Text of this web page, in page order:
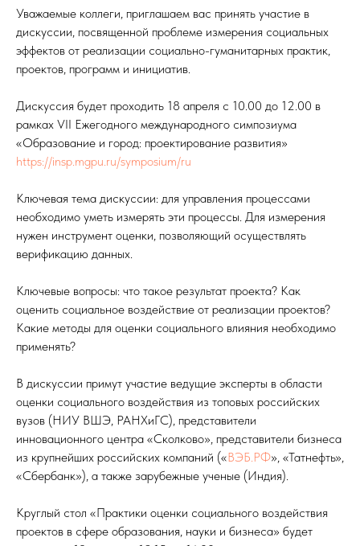
Уважаемые коллеги, приглашаем вас принять участие в
дискуссии, посвященной проблеме измерения социальных
эффектов от реализации социально-гуманитарных практик,
проектов, программ и инициатив.
Дискуссия будет проходить 18 апреля с 10.00 до 12.00 в
рамках VII Ежегодного международного симпозиума
«Образование и город: проектирование развития»
https://insp.mgpu.ru/symposium/ru
Ключевая тема дискуссии: для управления процессами
необходимо уметь измерять эти процессы. Для измерения
нужен инструмент оценки, позволяющий осуществлять
верификацию данных.
Ключевые вопросы: что такое результат проекта? Как
оценить социальное воздействие от реализации проектов?
Какие методы для оценки социального влияния необходимо
применять?
В дискуссии примут участие ведущие эксперты в области
оценки социального воздействия из топовых российских
вузов (НИУ ВШЭ, РАНХиГС), представители
инновационного центра «Сколково», представители бизнеса
из крупнейших российских компаний («ВЭБ.РФ», «Татнефть»,
«Сбербанк»), а также зарубежные ученые (Индия).
Круглый стол «Практики оценки социального воздействия
проектов в сфере образования, науки и бизнеса» будет